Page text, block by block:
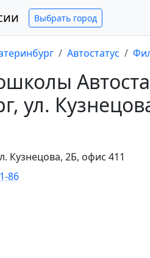
Выбрать город
Автостатус
ул.
Кузнецова, 2Б, офис 411
86